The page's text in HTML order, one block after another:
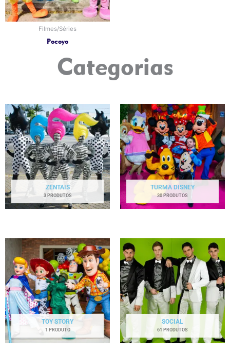
Filmes/Séries
Pocoyo
Categorias
ZENTAIS
3 PRODUTOS
TURMA DISNEY
30 PRODUTOS
TOY STORY
1 PRODUTO
SOCIAL
61 PRODUTOS